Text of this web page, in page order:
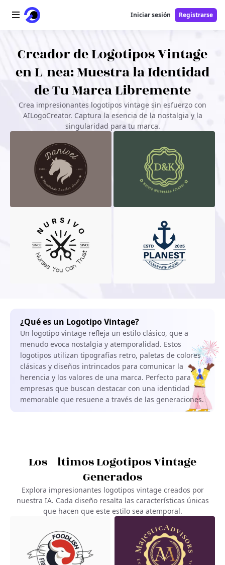
Inicio
Logotipo AI
Imagen AI
Herramientas AI
Precios
Iniciar sesión Registrarse
Creador de Logotipos Vintage
en Línea: Muestra la Identidad
de Tu Marca Libremente
Crea impresionantes logotipos vintage sin esfuerzo con
AILogoCreator. Captura la esencia de la nostalgia y la
singularidad para tu marca.
¿Qué es un Logotipo Vintage?
Un logotipo vintage refleja un estilo clásico, que a
menudo evoca nostalgia y atemporalidad. Estos
logotipos utilizan tipografías retro, paletas de colores
clásicas y diseños intrincados para comunicar la
herencia y los valores de una marca. Perfecto para
empresas que buscan destacar con una identidad
memorable que resuene a través de las generaciones.
Los Últimos Logotipos Vintage
Generados
Explora impresionantes logotipos vintage creados por
nuestra IA. Cada diseño resalta las características únicas
que hacen que este estilo sea atemporal.